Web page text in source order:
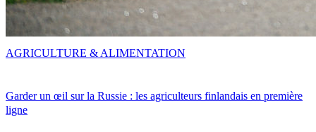
Garder un œil sur la Russie : les agriculteurs finlandais en première
ligne
AGRICULTURE & ALIMENTATION